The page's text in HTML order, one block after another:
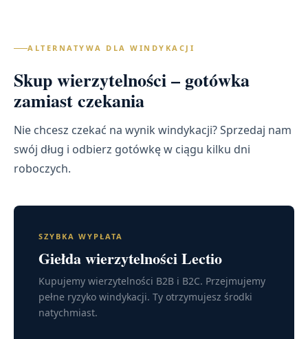
ALTERNATYWA DLA WINDYKACJI
Skup wierzytelności – gotówka
zamiast czekania
Nie chcesz czekać na wynik windykacji? Sprzedaj nam
swój dług i odbierz gotówkę w ciągu kilku dni
roboczych.
SZYBKA WYPŁATA
Giełda wierzytelności Lectio
Kupujemy wierzytelności B2B i B2C. Przejmujemy
pełne ryzyko windykacji. Ty otrzymujesz środki
natychmiast.